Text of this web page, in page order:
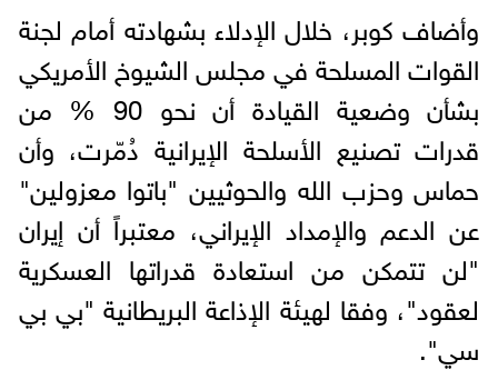
وأضاف كوبر، خلال الإدلاء بشهادته أمام لجنة
القوات المسلحة في مجلس الشيوخ الأمريكي
بشأن وضعية القيادة أن نحو 90 % من
قدرات تصنيع الأسلحة الإيرانية دُمّرت، وأن
حماس وحزب الله والحوثيين "باتوا معزولين"
عن الدعم والإمداد الإيراني، معتبراً أن إيران
"لن تتمكن من استعادة قدراتها العسكرية
لعقود"، وفقا لهيئة الإذاعة البريطانية "بي بي
سي".